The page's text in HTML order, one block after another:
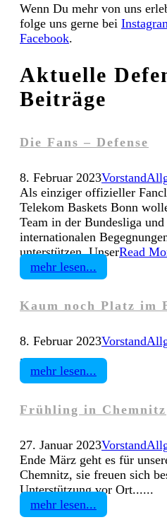
Wenn Du mehr von uns
folge uns gerne bei
Facebook.
Aktuelle
Beiträge
Die Fans – Defense
8. Februar 2023Vorstand
Als einziger offizieller
Telekom Baskets Bonn
Team in der Bundesliga
internationalen
unterstützen. UnserRead
mehr lesen...
Kaum noch Platz im
8. Februar 2023Vorstand
......
mehr lesen...
Frühling in Chemnitz
27. Januar 2023Vorstand
Ende März geht es für
Chemnitz, sie freuen sich
Unterstützung vor Ort......
mehr lesen...